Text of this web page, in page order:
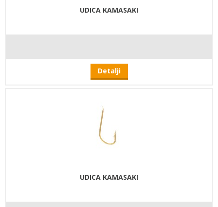
UDICA KAMASAKI
Detalji
UDICA KAMASAKI